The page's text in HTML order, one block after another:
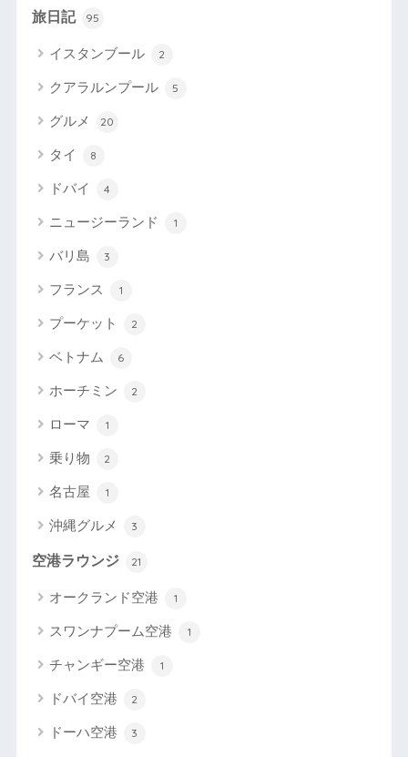
旅日記 95
イスタンブール 2
クアラルンプール 5
グルメ 20
タイ 8
ドバイ 4
ニュージーランド 1
バリ島 3
フランス 1
プーケット 2
ベトナム 6
ホーチミン 2
ローマ 1
乗り物 2
名古屋 1
沖縄グルメ 3
空港ラウンジ 21
オークランド空港 1
スワンナプーム空港 1
チャンギー空港 1
ドバイ空港 2
ドーハ空港 3